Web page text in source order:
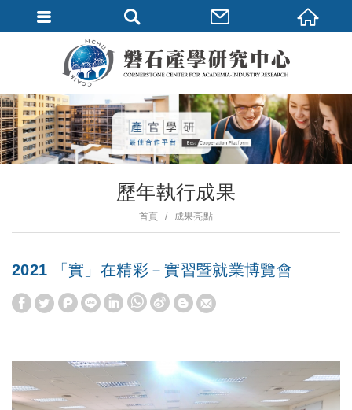
歷年執行成果
首頁 成果亮點
2021 「實」在精彩－實習暨就業博覽會
t
n